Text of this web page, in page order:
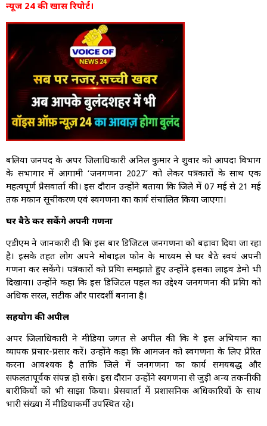
न्यूज 24 की खास रिपोर्ट।
बलिया जनपद के अपर जिलाधिकारी अनिल कुमार ने शुक्रवार को आपदा विभाग
के सभागार में आगामी ‘जनगणना 2027’ को लेकर पत्रकारों के साथ एक
महत्वपूर्ण प्रेसवार्ता की। इस दौरान उन्होंने बताया कि जिले में 07 मई से 21 मई
तक मकान सूचीकरण एवं स्वगणना का कार्य संचालित किया जाएगा।
घर बैठे कर सकेंगे अपनी गणना
एडीएम ने जानकारी दी कि इस बार डिजिटल जनगणना को बढ़ावा दिया जा रहा
है। इसके तहत लोग अपने मोबाइल फोन के माध्यम से घर बैठे स्वयं अपनी
गणना कर सकेंगे। पत्रकारों को प्रक्रिया समझाते हुए उन्होंने इसका लाइव डेमो भी
दिखाया। उन्होंने कहा कि इस डिजिटल पहल का उद्देश्य जनगणना की प्रक्रिया को
अधिक सरल, सटीक और पारदर्शी बनाना है।
सहयोग की अपील
अपर जिलाधिकारी ने मीडिया जगत से अपील की कि वे इस अभियान का
व्यापक प्रचार-प्रसार करें। उन्होंने कहा कि आमजन को स्वगणना के लिए प्रेरित
करना आवश्यक है ताकि जिले में जनगणना का कार्य समयबद्ध और
सफलतापूर्वक संपन्न हो सके। इस दौरान उन्होंने स्वगणना से जुड़ी अन्य तकनीकी
बारीकियों को भी साझा किया। प्रेसवार्ता में प्रशासनिक अधिकारियों के साथ
भारी संख्या में मीडियाकर्मी उपस्थित रहे।